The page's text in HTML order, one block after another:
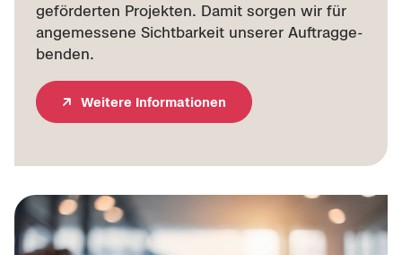
ge­för­der­ten Pro­jek­ten. Damit sor­gen wir für
an­ge­mes­se­ne Sicht­bar­keit un­se­rer Auf­trag­ge­
ben­den.
Wei­te­re In­for­ma­tio­nen